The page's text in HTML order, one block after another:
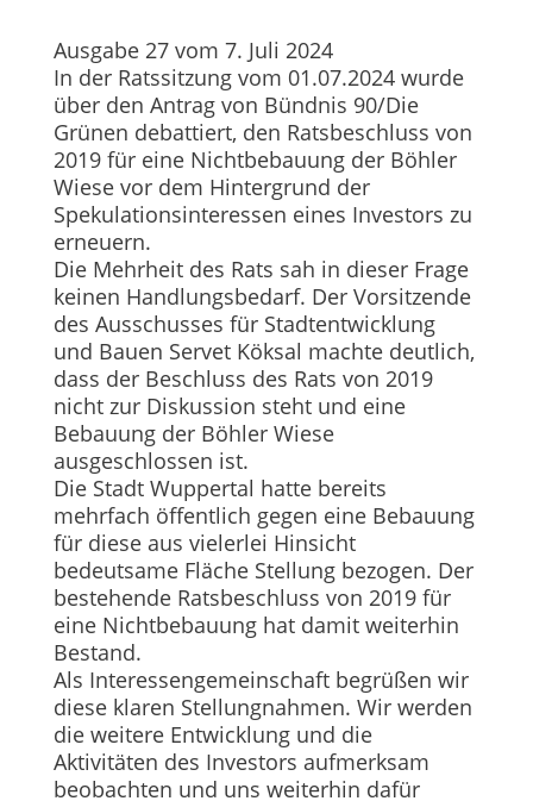
Ausgabe 27 vom 7. Juli 2024
In der Ratssitzung vom 01.07.2024 wurde
über den Antrag von Bündnis 90/Die
Grünen debattiert, den Ratsbeschluss von
2019 für eine Nichtbebauung der Böhler
Wiese vor dem Hintergrund der
Spekulationsinteressen eines Investors zu
erneuern.
Die Mehrheit des Rats sah in dieser Frage
keinen Handlungsbedarf. Der Vorsitzende
des Ausschusses für Stadtentwicklung
und Bauen Servet Köksal machte deutlich,
dass der Beschluss des Rats von 2019
nicht zur Diskussion steht und eine
Bebauung der Böhler Wiese
ausgeschlossen ist.
Die Stadt Wuppertal hatte bereits
mehrfach öffentlich gegen eine Bebauung
für diese aus vielerlei Hinsicht
bedeutsame Fläche Stellung bezogen. Der
bestehende Ratsbeschluss von 2019 für
eine Nichtbebauung hat damit weiterhin
Bestand.
Als Interessengemeinschaft begrüßen wir
diese klaren Stellungnahmen. Wir werden
die weitere Entwicklung und die
Aktivitäten des Investors aufmerksam
beobachten und uns weiterhin dafür